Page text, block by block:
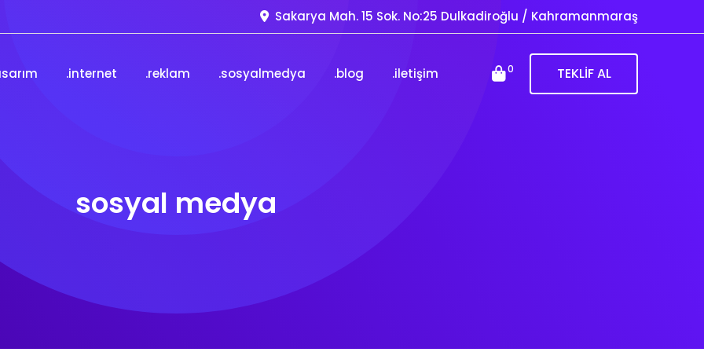
Sakarya Mah. 15 Sok. No:25 Dulkadiroğlu / Kahramanmaraş
.internet .reklam .sosyalmedya .blog .iletişim 0 TEKLİF AL
sosyal medya